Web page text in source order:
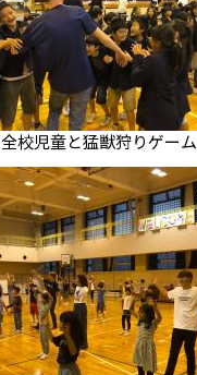
全校児童と猛獣狩りゲーム